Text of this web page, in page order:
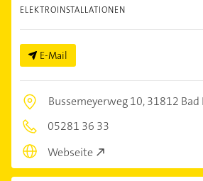
ELEKTROINSTALLATIONEN
E-Mail
Bussemeyerweg 10,31812
05281 36 33
Webseite